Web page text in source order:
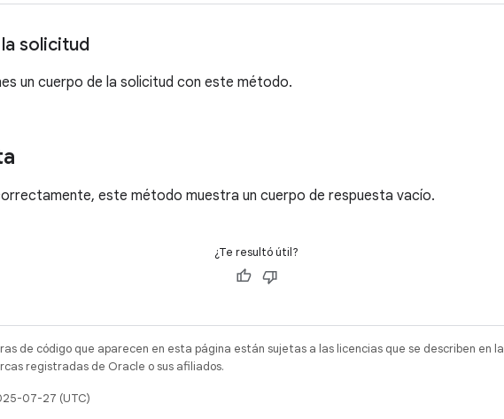
solicitud
un cuerpo de la solicitud con este método.
este método muestra un cuerpo de respuesta vacío.
¿Te resultó útil?
de código que aparecen en esta página están sujetas a las licencias que se describen en la
registradas de Oracle o sus afiliados.
07-27 (UTC)